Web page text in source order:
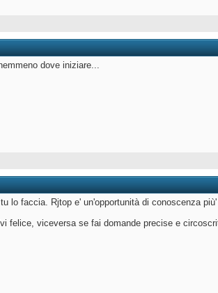
dove iniziare...
lo faccia. Rjtop e' un'opportunità di conoscenza
felice, viceversa se fai domande precise e